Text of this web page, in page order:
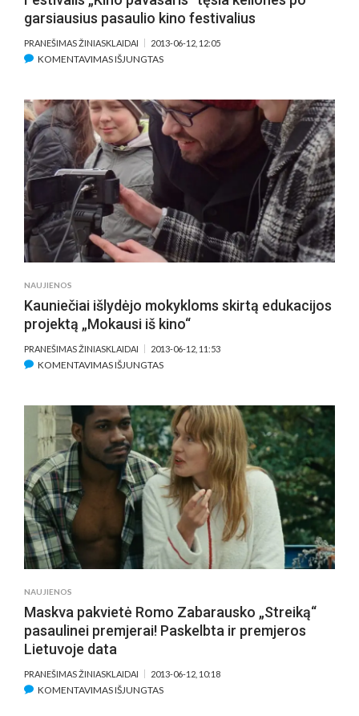
garsiausius pasaulio kino festivalius
PRANEŠIMAS ŽINIASKLAIDAI 2013-06-12, 12:05
KOMENTAVIMAS IŠJUNGTASĮRAŠE
PAVASARIS“
TĘSIA
KELIONES
KINO
FESTIVALIUS
NAUJIENOS
Kauniečiai išlydėjo mokykloms skirtą edukacijos
projektą „Mokausi iš kino“
PRANEŠIMAS ŽINIASKLAIDAI 2013-06-12, 11:53
KOMENTAVIMAS IŠJUNGTASĮRAŠE
MOKYKLOMS
SKIRTĄ
EDUKACIJOS
PROJEKTĄ
„MOKAUSI
IŠ
KINO“
NAUJIENOS
Maskva pakvietė Romo Zabarausko „Streiką“
pasaulinei premjerai! Paskelbta ir premjeros
Lietuvoje data
PRANEŠIMAS ŽINIASKLAIDAI 2013-06-12, 10:18
KOMENTAVIMAS IŠJUNGTASĮRAŠE